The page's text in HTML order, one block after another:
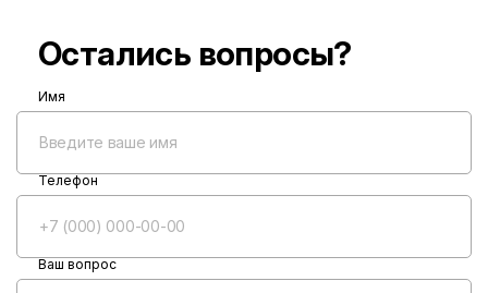
Остались вопросы?
Имя
Телефон
Ваш вопрос